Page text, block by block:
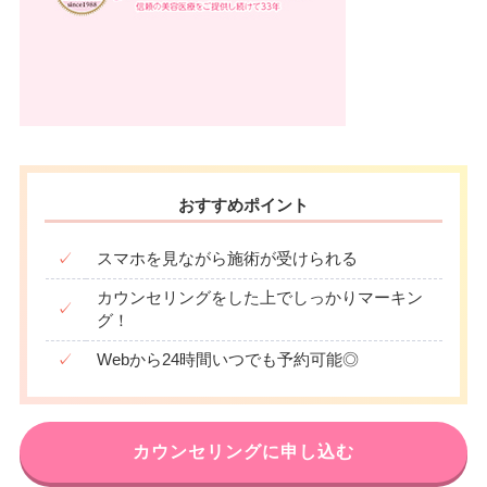
おすすめポイント
✓ スマホを見ながら施術が受けられる
✓
カウンセリングをした上でしっかりマーキン
グ！
✓ Webから24時間いつでも予約可能◎
カウンセリングに申し込む